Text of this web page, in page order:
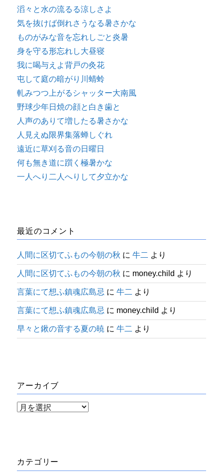
滔々と水の流るる涼しさよ
気を抜けば倒れさうなる暑さかな
ものがみな音を忘れしごと炎暑
身を守る形忘れし大昼寝
我に喝与えよ背戸の灸花
屯して庭の暗がり川蜻蛉
軋みつつ上がるシャッター大南風
野球少年日焼の顔と白き歯と
人声のありて増したる暑さかな
人見えぬ限界集落蝉しぐれ
遠近に草刈る音の日曜日
何も無き道に躓く極暑かな
一人へり二人へりして夕立かな
最近のコメント
人間に区切てふもの今朝の秋 に牛二 より
人間に区切てふもの今朝の秋 に money.child より
言葉にて想ふ鎮魂広島忌 に牛二 より
言葉にて想ふ鎮魂広島忌 に money.child より
早々と鍬の音する夏の暁 に牛二 より
アーカイブ
ア
ブ
カテゴリー